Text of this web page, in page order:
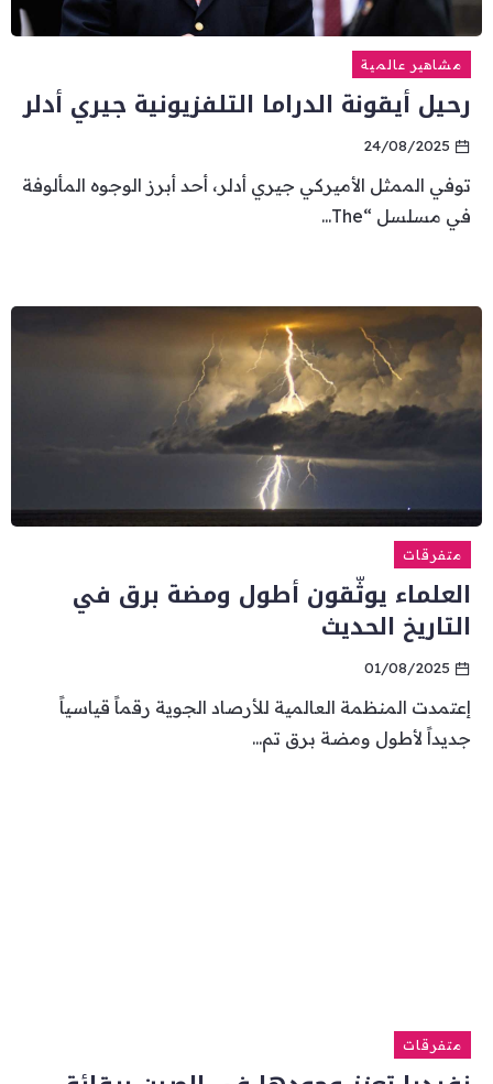
مشاهير عالمية
رحيل أيقونة الدراما التلفزيونية جيري أدلر
24/08/2025
توفي الممثل الأميركي جيري أدلر، أحد أبرز الوجوه المألوفة
في مسلسل “The...
متفرقات
العلماء يوثّقون أطول ومضة برق في
التاريخ الحديث
01/08/2025
إعتمدت المنظمة العالمية للأرصاد الجوية رقماً قياسياً
جديداً لأطول ومضة برق تم...
متفرقات